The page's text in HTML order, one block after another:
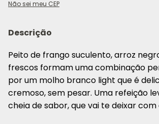
Não sei meu CEP
Descrição
Peito de frango suculento, arroz
frescos formam uma combinação
por um molho branco light que é
cremoso, sem pesar. Uma refeição
cheia de sabor, que vai te deixar